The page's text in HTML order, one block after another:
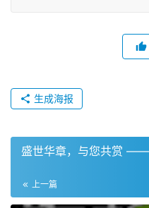
生成海报
盛世华章，与您共赏
上一篇